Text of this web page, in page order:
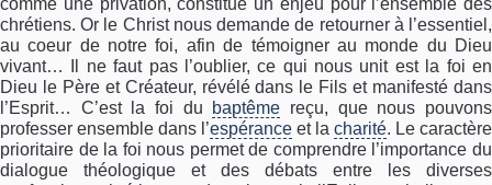
comme une privation, constitue un enjeu pour l’ensemble des
chrétiens. Or le Christ nous demande de retourner à l’essentiel,
au coeur de notre foi, afin de témoigner au monde du Dieu
vivant… Il ne faut pas l’oublier, ce qui nous unit est la foi en
Dieu le Père et Créateur, révélé dans le Fils et manifesté dans
l’Esprit… C’est la foi du baptême reçu, que nous pouvons
professer ensemble dans l’espérance et la charité. Le caractère
prioritaire de la foi nous permet de comprendre l’importance du
dialogue théologique et des débats entre les diverses